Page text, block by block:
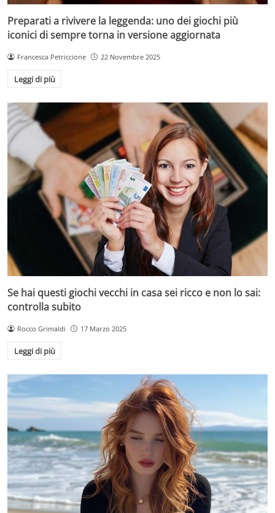
Preparati a rivivere la leggenda: uno dei giochi più
iconici di sempre torna in versione aggiornata
Francesca Petriccione 22 Novembre 2025
Leggi di più
Se hai questi giochi vecchi in casa sei ricco e non lo sai:
controlla subito
Rocco Grimaldi 17 Marzo 2025
Leggi di più